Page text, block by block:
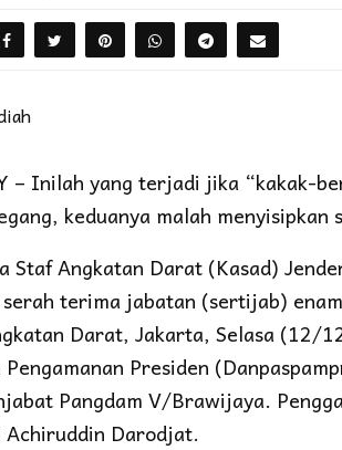
– Inilah yang terjadi jika “kakak-
keduanya malah menyisipkan
Staf Angkatan Darat (Kasad)
terima jabatan (sertijab)
Darat, Jakarta, Selasa (12/
Pengamanan Presiden
Pangdam V/Brawijaya.
Darodjat.